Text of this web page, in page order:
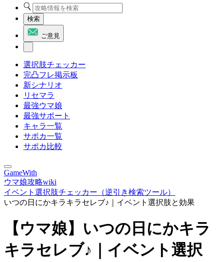
検索
ご意見
選択肢チェッカー
完凸フレ掲示板
新シナリオ
リセマラ
最強ウマ娘
最強サポート
キャラ一覧
サポカ一覧
サポカ比較
GameWith
ウマ娘攻略wiki
イベント選択肢チェッカー（逆引き検索ツール）
いつの日にかキラキラセレブ♪｜イベント選択肢と効果
【ウマ娘】いつの日にかキラ
キラセレブ♪｜イベント選択